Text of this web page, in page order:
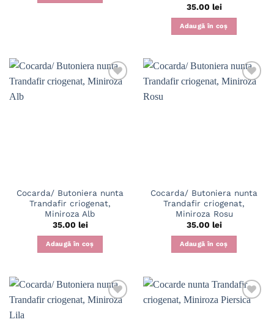
Evaluat la
5din 5
35.00 lei
Adaugă în coș
Cocarda/ Butoniera nunta
Trandafir criogenat,
Miniroza Alb
35.00 lei
Adaugă în coș
Cocarda/ Butoniera nunta
Trandafir criogenat,
Miniroza Rosu
35.00 lei
Adaugă în coș